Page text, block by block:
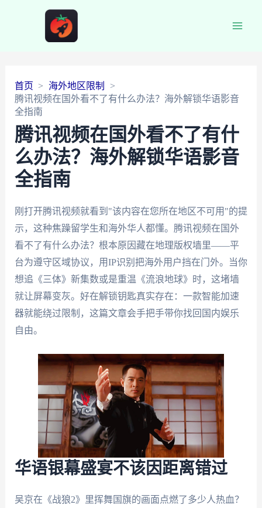
首页
海外地区限制
腾讯视频在国外看不了有什么办法？海外解锁华语影音
全指南
腾讯视频在国外看不了有什
么办法？海外解锁华语影音
全指南
刚打开腾讯视频就看到"该内容在您所在地区不可用"的提
示，这种焦躁留学生和海外华人都懂。腾讯视频在国外
看不了有什么办法？根本原因藏在地理版权墙里——平
台为遵守区域协议，用IP识别把海外用户挡在门外。当你
想追《三体》新集数或是重温《流浪地球》时，这堵墙
就让屏幕变灰。好在解锁钥匙真实存在：一款智能加速
器就能绕过限制，这篇文章会手把手带你找回国内娱乐
自由。
华语银幕盛宴不该因距离错过
吴京在《战狼2》里挥舞国旗的画面点燃了多少人热血？